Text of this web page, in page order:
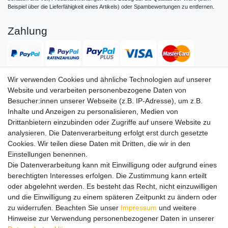
Beispiel über die Lieferfähigkeit eines Artikels) oder Spambewertungen zu entfernen.
Zahlung
Versand
Service Service
Info Info
Kontakt Kontakt
ImpressumAGB DatenschutzWiderruf Vertrag widerrufen
Alle Preise in Euro inkl. gesetzl. MwSt. zzgl.Versandkosten
nicht anders beschrieben. Änderungen und Irrtümer vorbehalten.
Abbildungen ähnlich.
Wir verwenden Cookies und ähnliche Technologien auf unserer
Website und verarbeiten personenbezogene Daten von
Besucher:innen unserer Webseite (z.B. IP-Adresse), um z.B.
Inhalte und Anzeigen zu personalisieren, Medien von
Drittanbietern einzubinden oder Zugriffe auf unsere Website zu
analysieren. Die Datenverarbeitung erfolgt erst durch gesetzte
Cookies. Wir teilen diese Daten mit Dritten, die wir in den
Einstellungen benennen.
Die Datenverarbeitung kann mit Einwilligung oder aufgrund eines
berechtigten Interesses erfolgen. Die Zustimmung kann erteilt
oder abgelehnt werden. Es besteht das Recht, nicht einzuwilligen
und die Einwilligung zu einem späteren Zeitpunkt zu ändern oder
zu widerrufen. Beachten Sie unser Impressum und weitere
Hinweise zur Verwendung personenbezogener Daten in unserer